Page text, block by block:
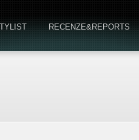
RECENZE&REPORTS